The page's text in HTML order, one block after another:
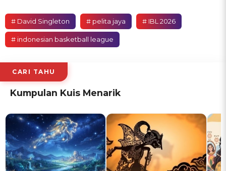
# David Singleton # pelita jaya # IBL 2026
# indonesian basketball league
CARI TAHU
Kumpulan Kuis Menarik